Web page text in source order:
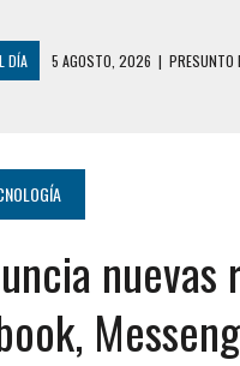
DÍA 5 AGOSTO, 2026 | HORROR
YARACUY: INTENTÓ
| AYUDABA A PERSONAS EN
COLAPSÓ TECHO DE UNA
| FALCÓN: MUJER ATACÓ CON UN
| MISTERIOSA MUERTE DE MODELO